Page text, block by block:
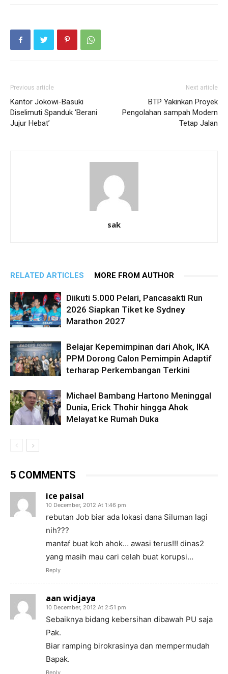
Previous article
Kantor Jokowi-Basuki
Diselimuti Spanduk ‘Berani
Jujur Hebat’
Next article
BTP Yakinkan Proyek
Pengolahan sampah Modern
Tetap Jalan
sak
RELATED ARTICLES MORE FROM AUTHOR
Diikuti 5.000 Pelari, Pancasakti Run
2026 Siapkan Tiket ke Sydney
Marathon 2027
Belajar Kepemimpinan dari Ahok, IKA
PPM Dorong Calon Pemimpin Adaptif
terharap Perkembangan Terkini
Michael Bambang Hartono Meninggal
Dunia, Erick Thohir hingga Ahok
Melayat ke Rumah Duka
5 COMMENTS
ice paisal
10 December, 2012 At 1:46 pm
rebutan Job biar ada lokasi dana Siluman lagi
nih???
mantaf buat koh ahok… awasi terus!!! dinas2
yang masih mau cari celah buat korupsi…
Reply
aan widjaya
10 December, 2012 At 2:51 pm
Sebaiknya bidang kebersihan dibawah PU saja
Pak.
Biar ramping birokrasinya dan mempermudah
Bapak.
Reply